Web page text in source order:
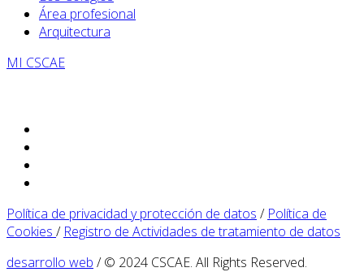
Área profesional
Arquitectura
MI CSCAE
Política de privacidad y protección de datos / Política de
Cookies / Registro de Actividades de tratamiento de datos
desarrollo web / © 2024 CSCAE. All Rights Reserved.